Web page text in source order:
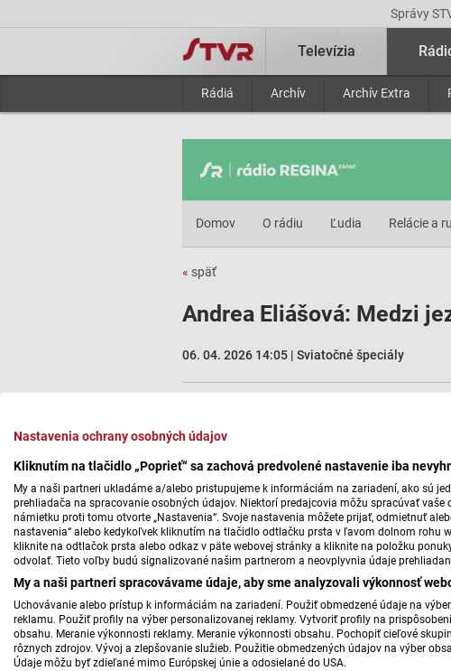
Nastavenia ochrany osobných údajov
Kliknutím na tlačidlo „Poprieť“ sa zachová predvolené nastavenie iba
My a naši partneri ukladáme a/alebo pristupujeme k informáciám na zariadení, ako sú
prehliadača na spracovanie osobných údajov. Niektorí predajcovia môžu spracúvať vaše
námietku proti tomu otvorte „Nastavenia“. Svoje nastavenia môžete prijať, odmietnuť
nastavenia“ alebo kedykoľvek kliknutím na tlačidlo odtlačku prsta v ľavom dolnom rohu
kliknite na odtlačok prsta alebo odkaz v päte webovej stránky a kliknite na položku
odvolať. Tieto voľby budú signalizované našim partnerom a neovplyvnia údaje
My a naši partneri spracovávame údaje, aby sme analyzovali výkonnosť
Uchovávanie alebo prístup k informáciám na zariadení. Použiť obmedzené údaje na
reklamu. Použiť profily na výber personalizovanej reklamy. Vytvoriť profily na
obsahu. Meranie výkonnosti reklamy. Meranie výkonnosti obsahu. Pochopiť cieľové
rôznych zdrojov. Vývoj a zlepšovanie služieb. Použitie obmedzených údajov na výber
Údaje môžu byť zdieľané mimo Európskej únie a odosielané do USA.
Správy
Televízia
Rádiá Archív Archív Extra
Domov O rádiu Ľudia Relácie a
« späť
Andrea Eliášová: Medzi
06. 04. 2026 14:05 | Sviatočné špeciály
Na
Na
kňazov
ktorý
V čom
Ako